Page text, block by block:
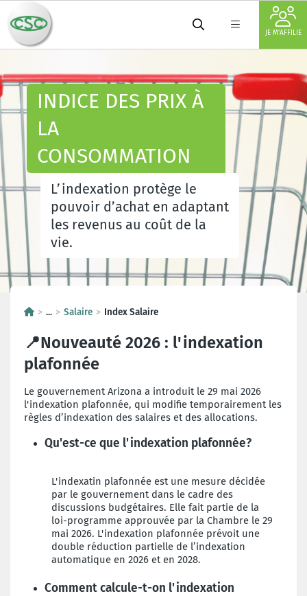
JE M'AFFILIE
INDICE DES PRIX À
LA
CONSOMMATION
L’indexation protège le
pouvoir d’achat en adaptant
les revenus au coût de la
vie.
... Salaire Index Salaire
📍Nouveauté 2026 : l'indexation
plafonnée
Le gouvernement Arizona a introduit le 29 mai 2026
l'indexation plafonnée, qui modifie temporairement les
règles d’indexation des salaires et des allocations.
Qu'est-ce que l'indexation plafonnée?
L'indexatin plafonnée est une mesure décidée
par le gouvernement dans le cadre des
discussions budgétaires. Elle fait partie de la
loi-programme approuvée par la Chambre le 29
mai 2026. L'indexation plafonnée prévoit une
double réduction partielle de l’indexation
automatique en 2026 et en 2028.
Comment calcule-t-on l'indexation